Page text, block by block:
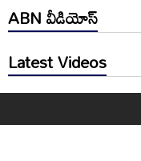
ABN వీడియోస్
Latest Videos